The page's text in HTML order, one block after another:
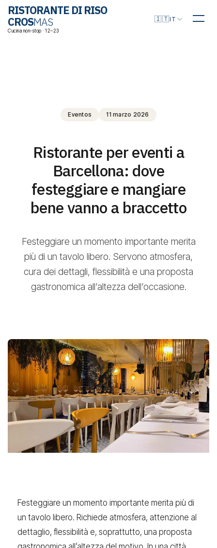
RISTORANTE DI RISO
CROSMAS
Cucina non-stop · 12–23
Scegli la lingua
🇮🇹IT
Eventos 11 marzo 2026
Ristorante per eventi a
Barcellona: dove
festeggiare e mangiare
bene vanno a braccetto
Festeggiare un momento importante merita
più di un tavolo libero. Servono atmosfera,
cura dei dettagli, flessibilità e una proposta
gastronomica all’altezza dell’occasione.
Festeggiare un momento importante merita più di
un tavolo libero. Richiede atmosfera, attenzione al
dettaglio, flessibilità e, soprattutto, una proposta